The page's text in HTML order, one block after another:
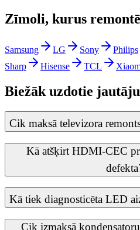
Zīmoli, kurus
Samsung LG Sony Philips
Sharp
Hisense TCL
Biežāk uzdotie
Cik maksā televizora
Kā atšķirt HDMI-CEC
Kā tiek diagnosticēta LED
Cik izmaksā